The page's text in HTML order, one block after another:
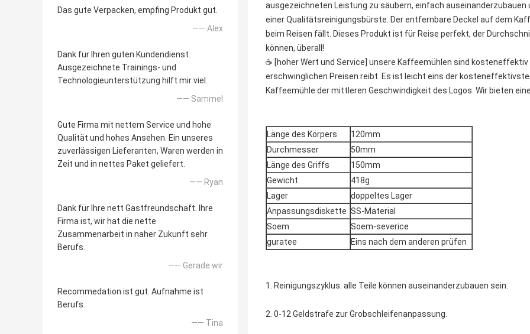
Das gute Verpacken, empfing Produkt gut.
—— Alex
Dank für Ihren guten Kundendienst.
Ausgezeichnete Trainings- und
Technologieunterstützung hilft mir viel.
—— Sammel
Gute Firma mit nettem Service und hohe
Qualität und hohes Ansehen. Ein unseres
zuverlässigen Lieferanten, Waren werden in
Zeit und in nettes Paket geliefert.
—— Ryan
Dank für Ihre nett Gastfreundschaft. Ihre
Firma ist, wir hat die nette
Zusammenarbeit in naher Zukunft sehr
Berufs.
—— Gerade wir
Recommedation ist gut. Aufnahme ist
Berufs.
—— Tina
ausgezeichneten Leistung zu säubern, einfach
einer Qualitätsreinigungsbürste. Der entfernbare Deckel auf dem
beim Reisen fällt. Dieses Produkt ist für Reise perfekt, der
können, überall!
☕ [hoher Wert und Service] unsere Kaffeemühlen sind
erschwinglichen Preisen reibt. Es ist leicht eins der
Kaffeemühle der mittleren Geschwindigkeit des Logos. Wir bieten
Länge des Körpers
120mm
Durchmesser
50mm
Länge des Griffs
150mm
Gewicht
418g
Lager
doppeltes Lager
Anpassungsdiskette SS-Material
Soem
Soem-severice
guratee
Eins nach dem anderen prüfen
1. Reinigungszyklus: alle Teile können auseinanderzubauen sein.
2. 0-12 Geldstrafe zur Grobschleifenanpassung.